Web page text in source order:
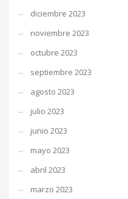
diciembre 2023
noviembre 2023
octubre 2023
septiembre 2023
agosto 2023
julio 2023
junio 2023
mayo 2023
abril 2023
marzo 2023